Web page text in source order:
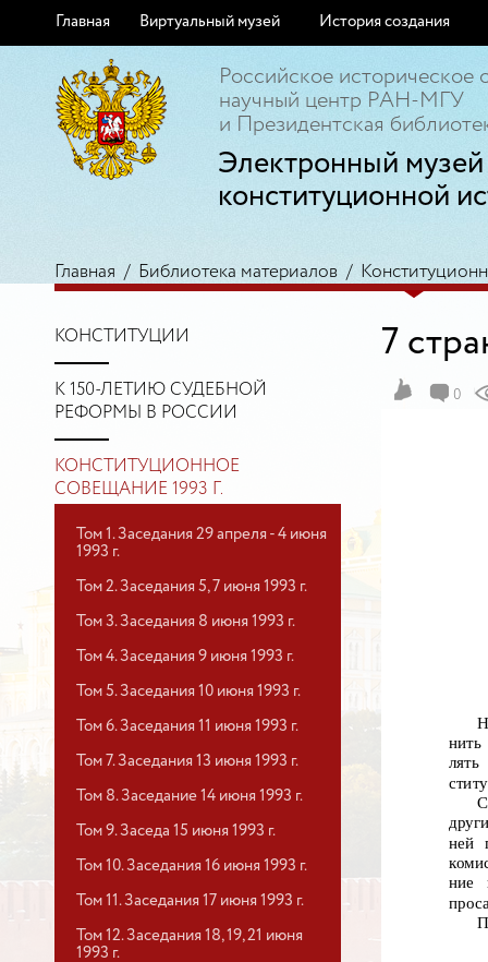
Главная Виртуальный музей История создания
Российское историческое
научный центр РАН-МГУ
и Президентская
Электронный музей
конституционной
Главная / Библиотека материалов /
КОНСТИТУЦИИ
К 150-ЛЕТИЮ СУДЕБНОЙ
РЕФОРМЫ В РОССИИ
КОНСТИТУЦИОННОЕ
СОВЕЩАНИЕ 1993 Г.
Том 1. Заседания 29 апреля - 4 июня
1993 г.
Том 2. Заседания 5, 7 июня 1993 г.
Том 3. Заседания 8 июня 1993 г.
Том 4. Заседания 9 июня 1993 г.
Том 5. Заседания 10 июня 1993 г.
Том 6. Заседания 11 июня 1993 г.
Том 7. Заседания 13 июня 1993 г.
Том 8. Заседание 14 июня 1993 г.
Том 9. Заседа 15 июня 1993 г.
Том 10. Заседания 16 июня 1993 г.
Том 11. Заседания 17 июня 1993 г.
Том 12. Заседания 18, 19, 21 июня
1993 г.
7
0
лять
ней
ние